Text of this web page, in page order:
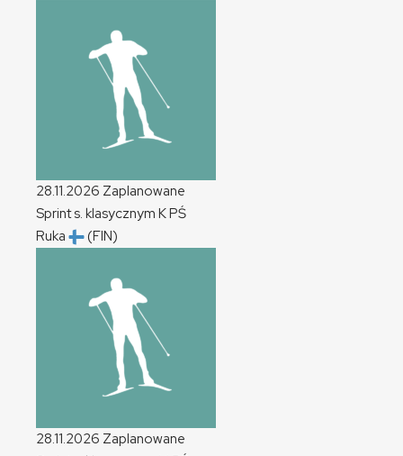
28.11.2026 Zaplanowane
Sprint s. klasycznym KPŚ
Ruka
(FIN)
28.11.2026 Zaplanowane